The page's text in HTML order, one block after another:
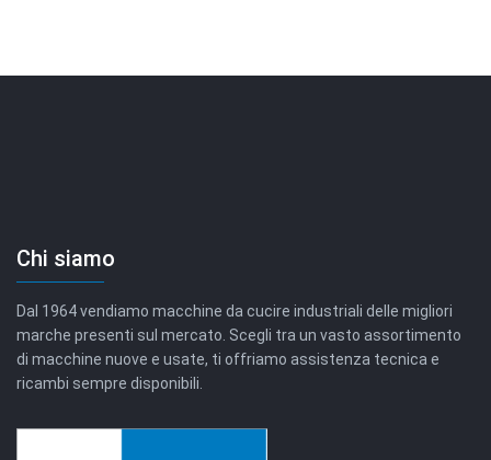
Chi siamo
Dal 1964 vendiamo macchine da cucire industriali delle migliori
marche presenti sul mercato. Scegli tra un vasto assortimento
di macchine nuove e usate, ti offriamo assistenza tecnica e
ricambi sempre disponibili.